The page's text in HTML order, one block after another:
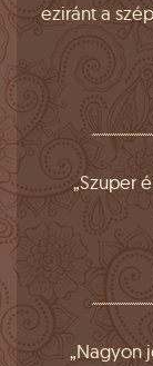
eziránt a
„Szuper
„Nagyon